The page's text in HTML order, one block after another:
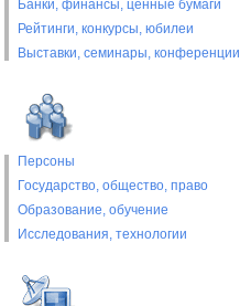
Банки, финансы, ценные бумаги
Рейтинги, конкурсы, юбилеи
Выставки, cеминары, конференции
Персоны
Государство, общество, право
Образование, обучение
Исследования, технологии